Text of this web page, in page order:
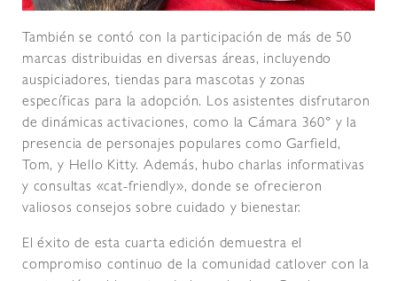
También se contó con la participación de más de 50
marcas distribuidas en diversas áreas, incluyendo
auspiciadores, tiendas para mascotas y zonas
específicas para la adopción. Los asistentes disfrutaron
de dinámicas activaciones, como la Cámara 360° y la
presencia de personajes populares como Garfield,
Tom, y Hello Kitty. Además, hubo charlas informativas
y consultas «cat-friendly», donde se ofrecieron
valiosos consejos sobre cuidado y bienestar.
El éxito de esta cuarta edición demuestra el
compromiso continuo de la comunidad catlover con la